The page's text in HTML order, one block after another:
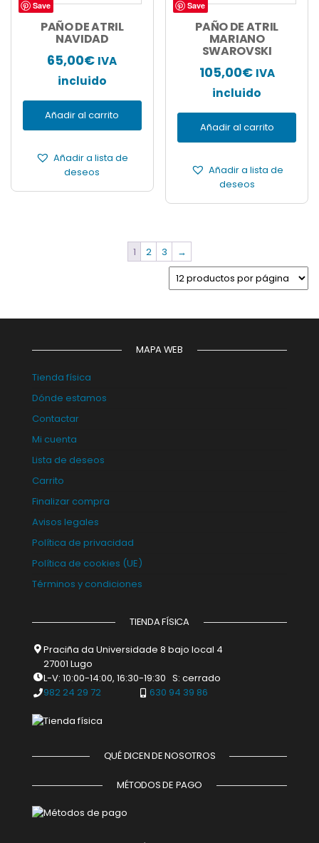
Save
PAÑO DE ATRIL
NAVIDAD
65,00€ IVA
incluido
Añadir al carrito
Añadir a lista de
deseos
Save
PAÑO DE ATRIL
MARIANO
SWAROVSKI
105,00€ IVA
incluido
Añadir al carrito
Añadir a lista de
deseos
1 2 3 →
MAPA WEB
Tienda física
Dónde estamos
Contactar
Mi cuenta
Lista de deseos
Carrito
Finalizar compra
Avisos legales
Política de privacidad
Política de cookies (UE)
Términos y condiciones
TIENDA FÍSICA
Praciña da Universidade 8 bajo local 4
27001 Lugo
L-V: 10:00-14:00, 16:30-19:30 S: cerrado
982 24 29 72
630 94 39 86
QUÉ DICEN DE NOSOTROS
MÉTODOS DE PAGO